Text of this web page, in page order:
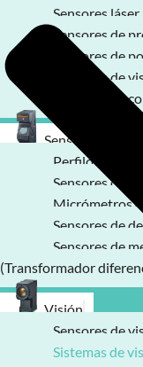
Sensores láser
Sensores de
Sensores de
Sensores de
Modulos de
Sensores de
Perfilómetro
Sensores de
Micrómetros
Sensores de
Sensores de
(Transformador
Visión
Sensores de
Sistemas de